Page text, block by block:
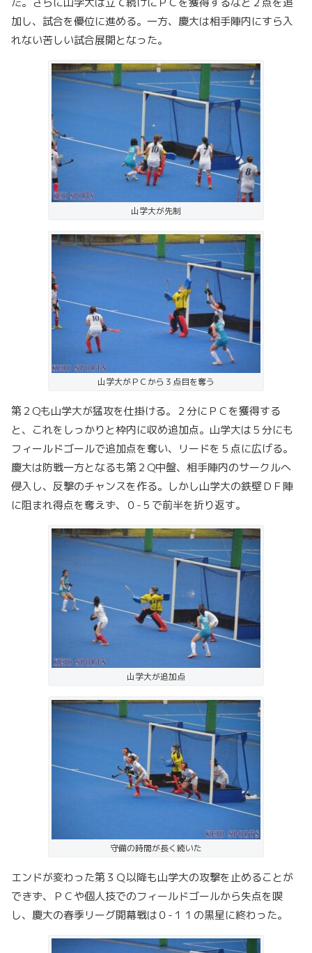
加し、試合を優位に進める。一方、慶大は相手陣内にすら入
れない苦しい試合展開となった。
山学大が先制
山学大がＰＣから３点目を奪う
第２Qも山学大が猛攻を仕掛ける。２分にＰＣを獲得する
と、これをしっかりと枠内に収め追加点。山学大は５分にも
フィールドゴールで追加点を奪い、リードを５点に広げる。
慶大は防戦一方となるも第２Q中盤、相手陣内のサークルへ
侵入し、反撃のチャンスを作る。しかし山学大の鉄壁ＤＦ陣
に阻まれ得点を奪えず、０-５で前半を折り返す。
山学大が追加点
守備の時間が長く続いた
エンドが変わった第３Ｑ以降も山学大の攻撃を止めることが
できず、ＰＣや個人技でのフィールドゴールから失点を喫
し、慶大の春季リーグ開幕戦は０-１１の黒星に終わった。